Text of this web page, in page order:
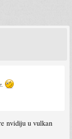
nvidiju u vulkan